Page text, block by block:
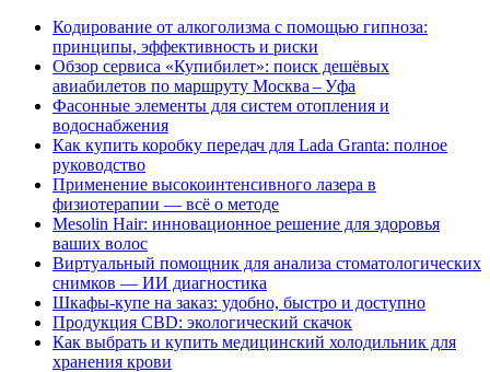
Кодирование от алкоголизма с помощью гипноза:
принципы, эффективность и риски
Обзор сервиса «Купибилет»: поиск дешёвых
авиабилетов по маршруту Москва – Уфа
Фасонные элементы для систем отопления и
водоснабжения
Как купить коробку передач для Lada Granta: полное
руководство
Применение высокоинтенсивного лазера в
физиотерапии — всё о методе
Mesolin Hair: инновационное решение для здоровья
ваших волос
Виртуальный помощник для анализа стоматологических
снимков — ИИ диагностика
Шкафы-купе на заказ: удобно, быстро и доступно
Продукция CBD: экологический скачок
Как выбрать и купить медицинский холодильник для
хранения крови